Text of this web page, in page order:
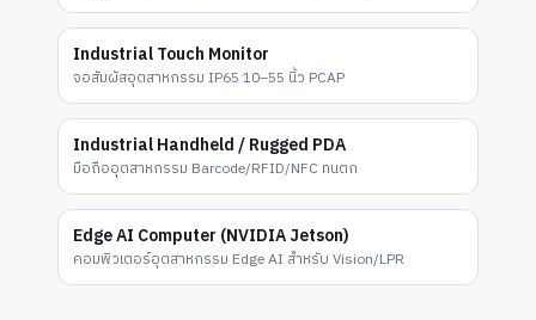
Industrial Touch Monitor
จอสัมผัสอุตสาหกรรม IP65 10–55 นิ้ว PCAP
Industrial Handheld / Rugged PDA
มือถืออุตสาหกรรม Barcode/RFID/NFC ทนตก
Edge AI Computer (NVIDIA Jetson)
คอมพิวเตอร์อุตสาหกรรม Edge AI สำหรับ Vision/LPR